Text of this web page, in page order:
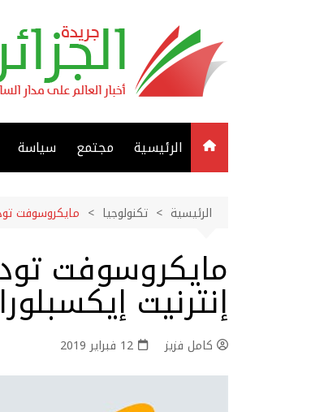
الرئيسية مجتمع سياسة
الرئيسية تكنولوجيا مايكروسوفت
مايكروسوفت
إنترنيت
كامل فزيز 12 فبراير 2019